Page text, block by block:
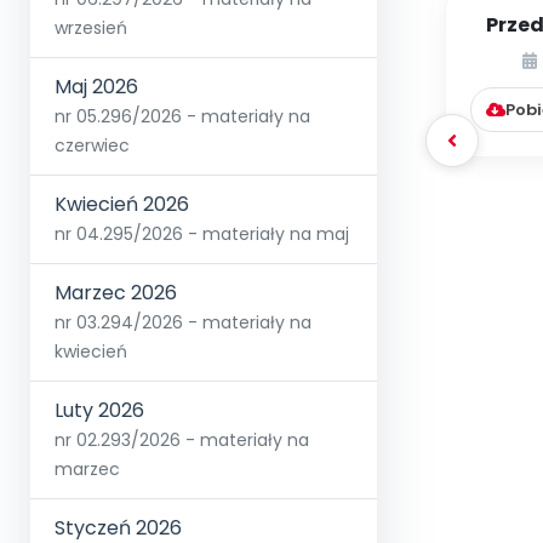
wrzesień
Maj 2026
nr 05.296/2026 - materiały na
czerwiec
Kwiecień 2026
nr 04.295/2026 - materiały na maj
Marzec 2026
nr 03.294/2026 - materiały na
kwiecień
Luty 2026
nr 02.293/2026 - materiały na
marzec
Styczeń 2026